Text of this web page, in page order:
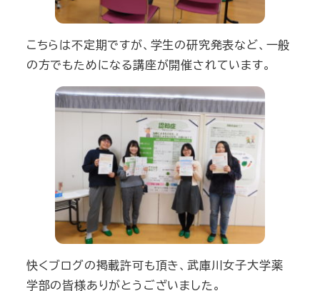
こちらは不定期ですが、学生の研究発表など、一般
の方でもためになる講座が開催されています。
快くブログの掲載許可も頂き、武庫川女子大学薬
学部の皆様ありがとうございました。